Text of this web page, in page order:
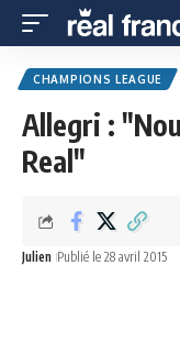
CHAMPIONS LEAGUE
Allegri :
Real"
Julien Publié le 28 avril 2015